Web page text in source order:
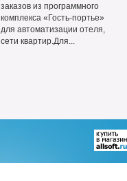
заказов из программного
комплекса «Гость-портье»
для автоматизации отеля,
сети квартир.Для...